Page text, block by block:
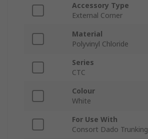
Accessory Type
External Corner
Material
Polyvinyl Chloride
Series
CTC
Colour
White
For Use With
Consort Dado Trunking